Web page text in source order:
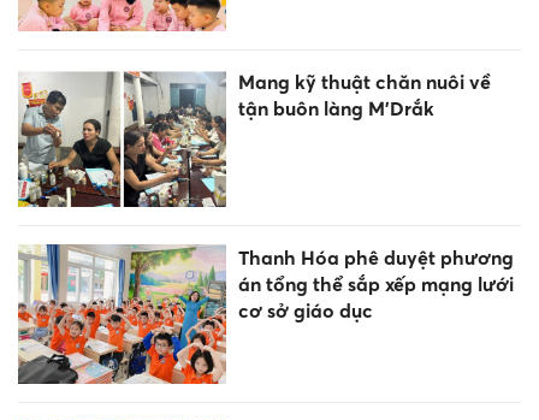
Mang kỹ thuật chăn nuôi về
tận buôn làng M’Drắk
Thanh Hóa phê duyệt phương
án tổng thể sắp xếp mạng lưới
cơ sở giáo dục